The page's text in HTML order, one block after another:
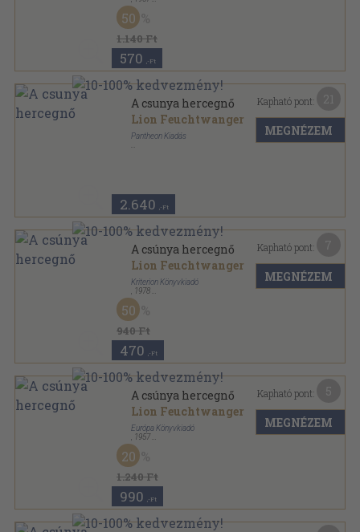
Félvászon
1.140 Ft
50
570 ,-Ft
A csunya hercegnő
Lion Feuchtwanger
Pantheon Kiadás
2.640 ,-Ft
Kapható pont:
MEGNÉZEM
A csúnya hercegnő
Lion Feuchtwanger
Kriterion Könyvkiadó
1978
Félvászon
Horizont Könyvek sorozat
940 Ft
50
470 ,-Ft
Kapható pont:
MEGNÉZEM
A csúnya hercegnő
Lion Feuchtwanger
Európa Könyvkiadó
1957
Félvászon
1.240 Ft
20
990 ,-Ft
Kapható pont:
MEGNÉZEM